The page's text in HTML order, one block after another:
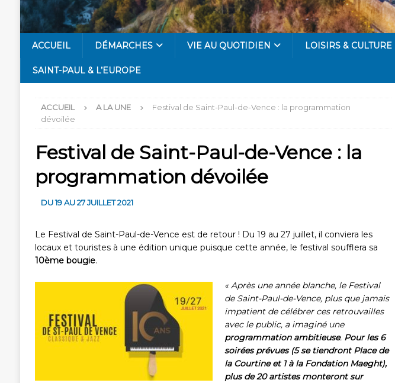
ACCUEIL DÉMARCHES VIE AU QUOTIDIEN LOISIRS & CULTURE
SAINT-PAUL & L’EUROPE
ACCUEIL A LA UNE
Festival de Saint-Paul-de-Vence : la programmation
dévoilée
Festival de Saint-Paul-de-Vence : la
programmation dévoilée
DU 19 AU 27 JUILLET 2021
Le Festival de Saint-Paul-de-Vence est de retour ! Du 19 au 27 juillet, il conviera les
locaux et touristes à une édition unique puisque cette année, le festival soufflera sa
10ème bougie.
« Après une année blanche, le Festival
de Saint-Paul-de-Vence, plus que jamais
impatient de célébrer ces retrouvailles
avec le public, a imaginé une
programmation ambitieuse. Pour les 6
soirées prévues (5 se tiendront Place de
la Courtine et 1 à la Fondation Maeght),
plus de 20 artistes monteront sur